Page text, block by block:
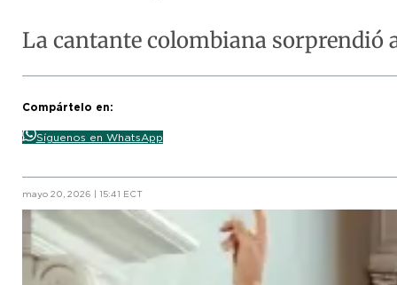
La cantante colombiana sorprendió
Compártelo en:
Síguenos en WhatsApp
mayo 20, 2026 | 15:41 ECT